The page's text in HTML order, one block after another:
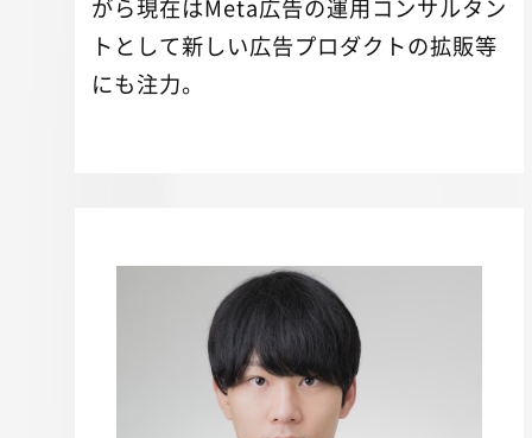
がら現在はMeta広告の運用コンサルタン
トとして新しい広告プロダクトの拡販等
にも注力。